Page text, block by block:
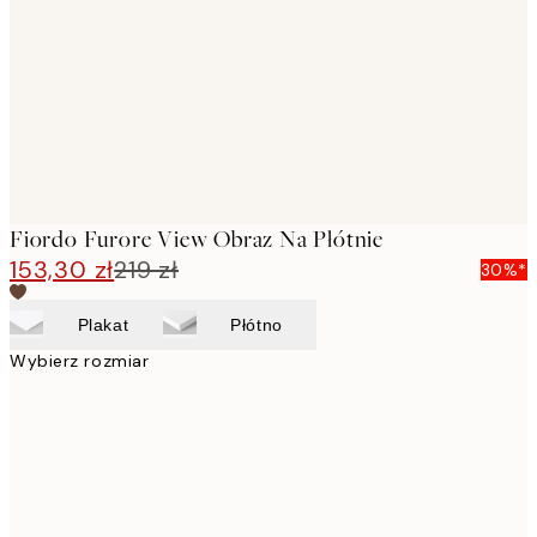
Fiordo Furore View Obraz Na Płótnie
153,30 zł219 zł 30%*
Plakat Płótno
Wybierz rozmiar